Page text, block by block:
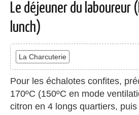
Le déjeuner du laboureur
lunch)
La Charcuterie
Pour les échalotes confites,
170ºC (150ºC en mode
citron en 4 longs quartiers,